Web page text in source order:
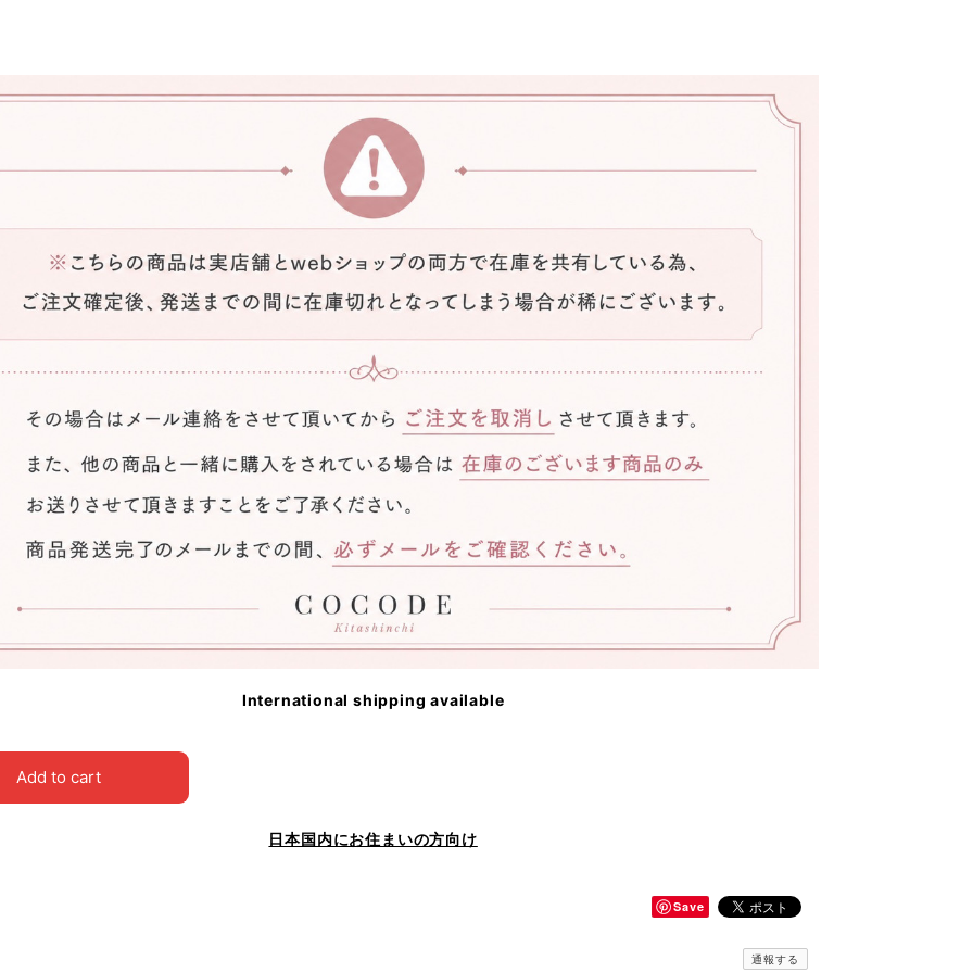
International shipping available
Add to cart
日本国内にお住まいの方向け
Save
通報する